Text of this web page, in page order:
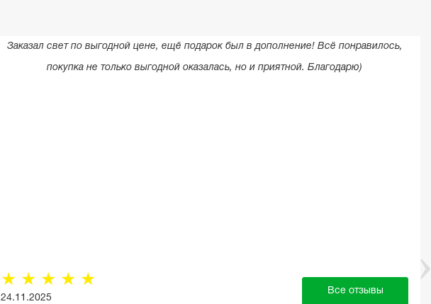
Заказал свет по выгодной цене, ещё подарок был в дополнение! Всё понравилось,
покупка не только выгодной оказалась, но и приятной. Благодарю)
☆
☆
☆
☆
☆
24.11.2025
Все отзывы